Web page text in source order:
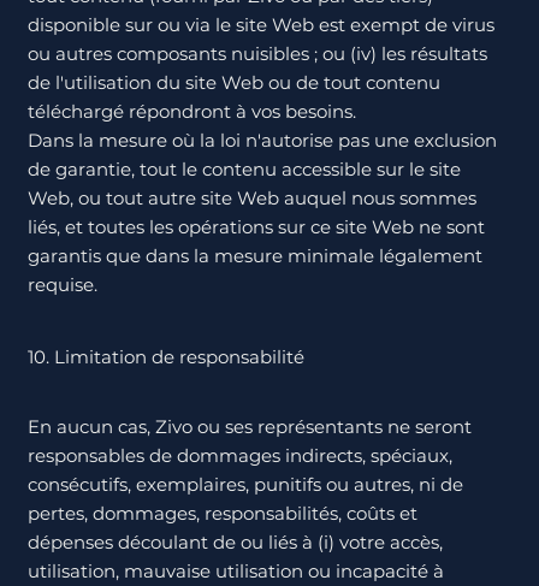
disponible sur ou via le site Web est exempt de virus
ou autres composants nuisibles ; ou (iv) les résultats
de l'utilisation du site Web ou de tout contenu
téléchargé répondront à vos besoins.
Dans la mesure où la loi n'autorise pas une exclusion
de garantie, tout le contenu accessible sur le site
Web, ou tout autre site Web auquel nous sommes
liés, et toutes les opérations sur ce site Web ne sont
garantis que dans la mesure minimale légalement
requise.
10. Limitation de responsabilité
En aucun cas, Zivo ou ses représentants ne seront
responsables de dommages indirects, spéciaux,
consécutifs, exemplaires, punitifs ou autres, ni de
pertes, dommages, responsabilités, coûts et
dépenses découlant de ou liés à (i) votre accès,
utilisation, mauvaise utilisation ou incapacité à